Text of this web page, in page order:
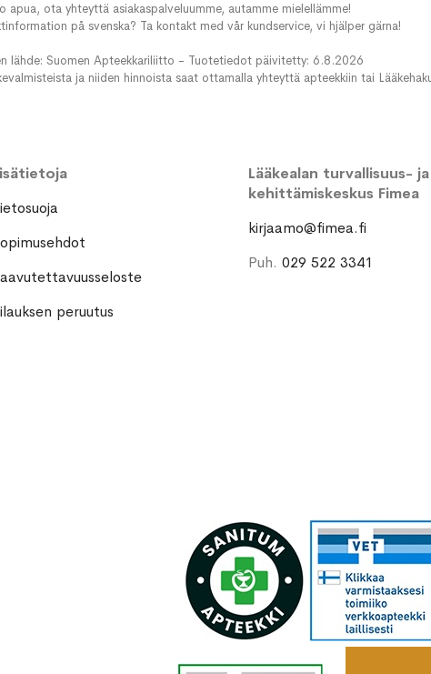
apua, ota yhteyttä asiakaspalveluumme, autamme mielellämme!
på svenska? Ta kontakt med vår kundservice, vi hjälper gärna!
lähde: Suomen Apteekkariliitto - Tuotetiedot päivitetty: 6.8.2026
ja niiden hinnoista saat ottamalla yhteyttä apteekkiin tai
peruutus
Lääkealan turvallisuus- ja
kehittämiskeskus Fimea
kirjaamo@fimea.fi
Puh.029 522 3341